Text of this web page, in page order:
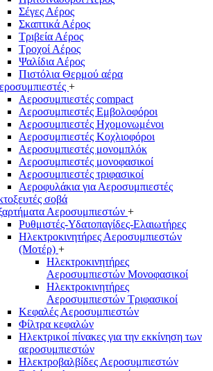
Σέγες Αέρος
Σκαπτικά Αέρος
Τριβεία Αέρος
Τροχοί Αέρος
Ψαλίδια Αέρος
Πιστόλια Θερμού αέρα
+
Αεροσυμπιεστές compact
Αεροσυμπιεστές Εμβολοφόροι
Αεροσυμπιεστές Ηχομονωμένοι
Αεροσυμπιεστές Κοχλιοφόροι
Αεροσυμπιεστές μονομπλόκ
Αεροσυμπιεστές μονοφασικοί
Αεροσυμπιεστές τριφασικοί
Αεροφυλάκια για Αεροσυμπιεστές
σοβά
Αεροσυμπιεστών +
Ρυθμιστές-Υδατοπαγίδες-Ελαιωτήρες
Ηλεκτροκινητήρες Αεροσυμπιεστών
(Μοτέρ) +
Ηλεκτροκινητήρες
Αεροσυμπιεστών Μονοφασικοί
Ηλεκτροκινητήρες
Αεροσυμπιεστών Τριφασικοί
Κεφαλές Αεροσυμπιεστών
Φίλτρα κεφαλών
Ηλεκτρικοί πίνακες για την εκκίνηση των
αεροσυμπιεστών
Ηλεκτροβαλβίδες Αεροσυμπιεστών